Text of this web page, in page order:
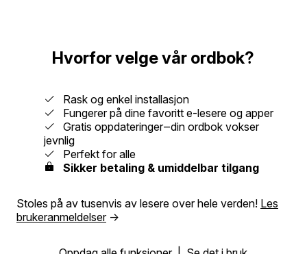
Hvorfor velge vår ordbok?
Rask og enkel installasjon
Fungerer på dine favoritt e-lesere og apper
Gratis oppdateringer‒din ordbok vokser
jevnlig
Perfekt for alle
Sikker betaling & umiddelbar tilgang
Stoles på av tusenvis av lesere over hele verden! Les
brukeranmeldelser→